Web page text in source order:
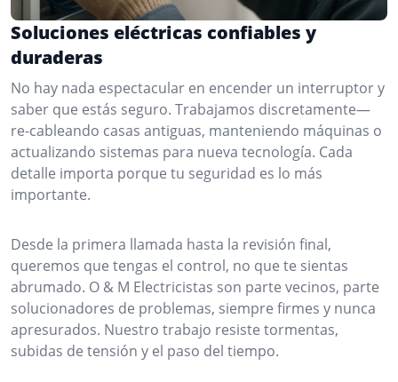
Soluciones eléctricas confiables y
duraderas
No hay nada espectacular en encender un interruptor y
saber que estás seguro. Trabajamos discretamente—
re-cableando casas antiguas, manteniendo máquinas o
actualizando sistemas para nueva tecnología. Cada
detalle importa porque tu seguridad es lo más
importante.
Desde la primera llamada hasta la revisión final,
queremos que tengas el control, no que te sientas
abrumado. O & M Electricistas son parte vecinos, parte
solucionadores de problemas, siempre firmes y nunca
apresurados. Nuestro trabajo resiste tormentas,
subidas de tensión y el paso del tiempo.